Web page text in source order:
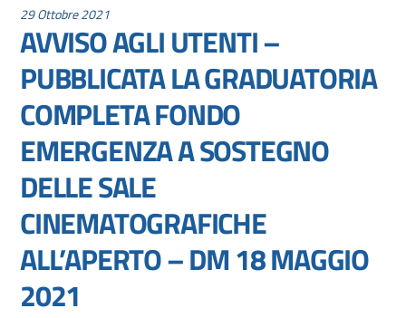
29 Ottobre 2021
AVVISO AGLI UTENTI –
PUBBLICATA LA GRADUATORIA
COMPLETA FONDO
EMERGENZA A SOSTEGNO
DELLE SALE
CINEMATOGRAFICHE
ALL’APERTO – DM 18 MAGGIO
2021